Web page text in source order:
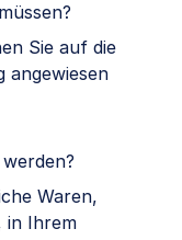
Sie auf die
angewiesen
Waren,
in Ihrem